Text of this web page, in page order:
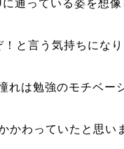
通っている姿を想像
！と言う気持ちになり
れは勉強のモチベー
かわっていたと思い